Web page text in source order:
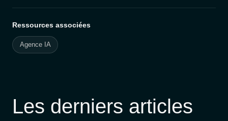
Ressources associées
Agence IA
Les derniers articles